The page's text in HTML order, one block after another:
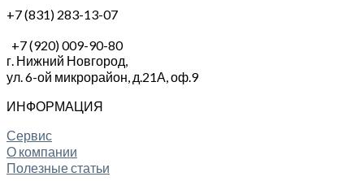
+7 (831) 283-13-07
+7 (920) 009-90-80
г. Нижний Новгород,
ул. 6-ой микрорайон, д.21А, оф.9
ИНФОРМАЦИЯ
Сервис
О компании
Полезные статьи